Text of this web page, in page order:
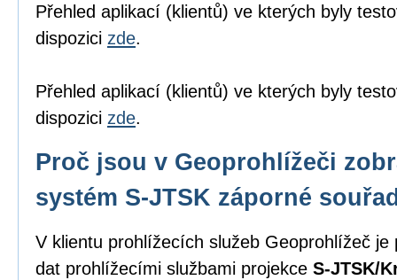
Přehled aplikací (klientů) ve kterých byly
dispozici zde.
Přehled aplikací (klientů) ve kterých byly
dispozici zde.
Proč jsou v Geoprohlížeči
systém S-JTSK záporné
V klientu prohlížecích služeb Geoprohlížeč je
dat prohlížecími službami projekce S-JTSK/